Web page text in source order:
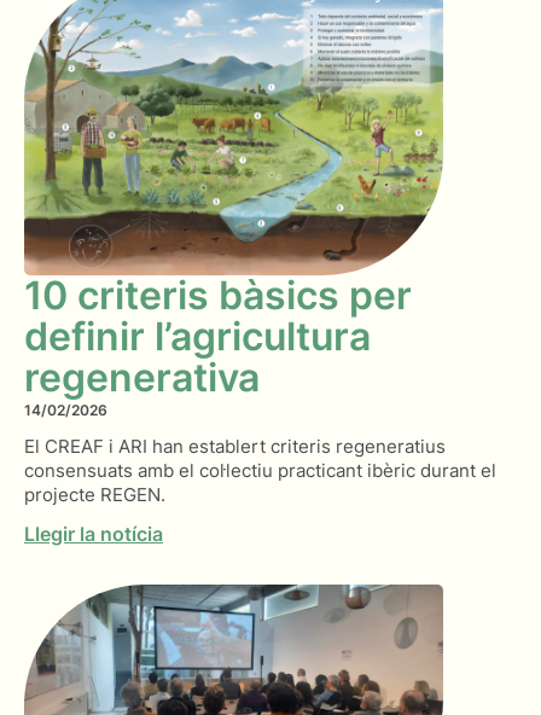
10 criteris bàsics per
definir l’agricultura
regenerativa
14/02/2026
El CREAF i ARI han establert criteris regeneratius
consensuats amb el col·lectiu practicant ibèric durant el
projecte REGEN.
Llegir la notícia